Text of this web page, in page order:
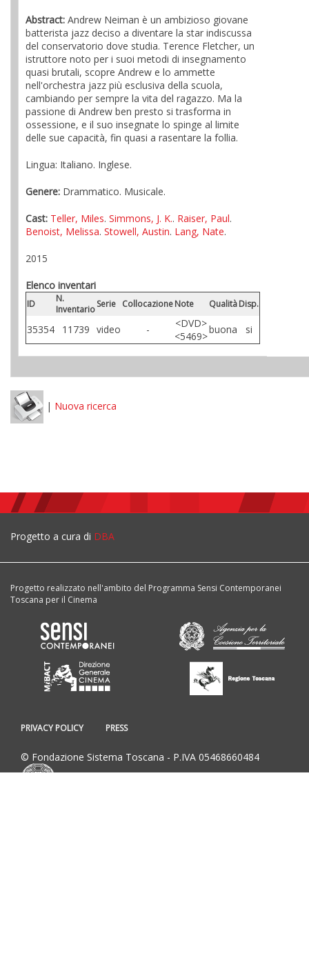
Abstract: Andrew Neiman è un ambizioso giovane
batterista jazz deciso a diventare la star indiscussa
del conservatorio dove studia. Terence Fletcher, un
istruttore noto per i suoi metodi di insegnamento
quasi brutali, scopre Andrew e lo ammette
nell'orchestra jazz più esclusiva della scuola,
cambiando per sempre la vita del ragazzo. Ma la
passione di Andrew ben presto si trasforma in
ossessione, e il suo insegnate lo spinge al limite
delle sue capacità, fin quasi a rasentare la follia.
Lingua: Italiano. Inglese.
Genere: Drammatico. Musicale.
Cast: Teller, Miles. Simmons, J. K.. Raiser, Paul.
Benoist, Melissa. Stowell, Austin. Lang, Nate.
2015
Elenco inventari
ID
N.
InventarioSerie CollocazioneNote QualitàDisp.
35354 11739 video -
<DVD>
<5469>
buona si
| Nuova ricerca
Progetto a cura di DBA
Progetto realizzato nell'ambito del Programma Sensi Contemporanei
Toscana per il Cinema
PRIVACY POLICY PRESS
© Fondazione Sistema Toscana - P.IVA 05468660484